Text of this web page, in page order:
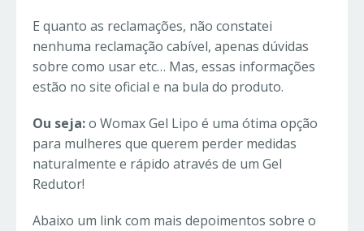
E quanto as reclamações, não constatei
nenhuma reclamação cabível, apenas dúvidas
sobre como usar etc… Mas, essas informações
estão no site oficial e na bula do produto.
Ou seja:o Womax Gel Lipo é uma ótima opção
para mulheres que querem perder medidas
naturalmente e rápido através de um Gel
Redutor!
Abaixo um link com mais depoimentos sobre o